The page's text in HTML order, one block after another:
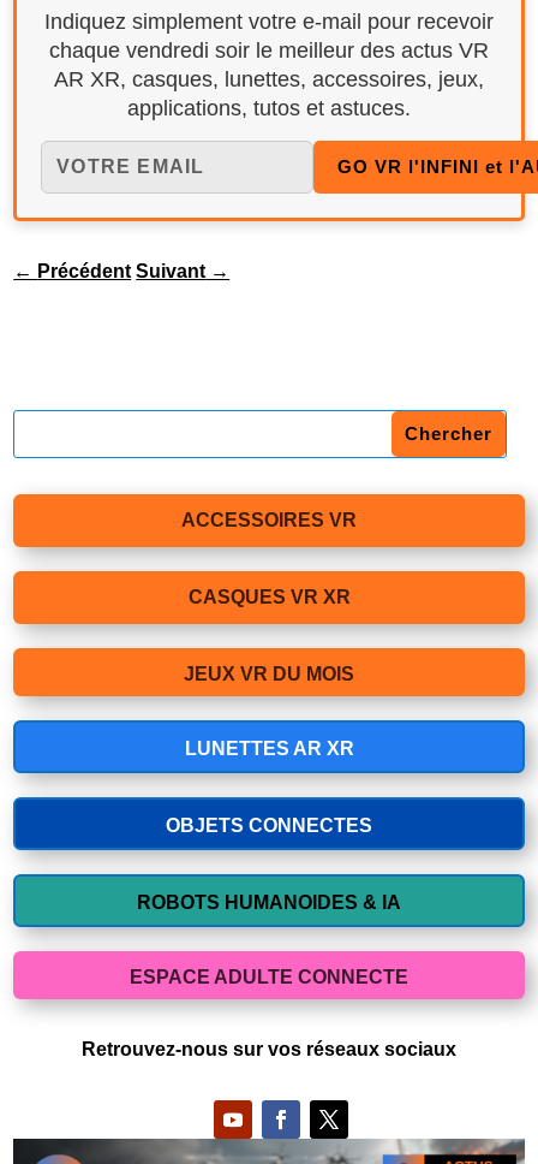
Indiquez simplement votre e-mail pour recevoir
chaque vendredi soir le meilleur des actus VR
AR XR, casques, lunettes, accessoires, jeux,
applications, tutos et astuces.
← Précédent Suivant →
ACCESSOIRES VR
CASQUES VR XR
JEUX VR DU MOIS
LUNETTES AR XR
OBJETS CONNECTES
ROBOTS HUMANOIDES & IA
ESPACE ADULTE CONNECTE
Retrouvez-nous sur vos réseaux sociaux